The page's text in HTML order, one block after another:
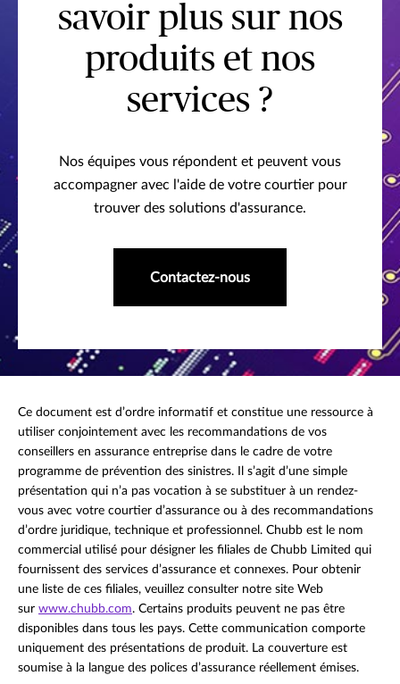
savoir plus sur nos
produits et nos
services ?
Nos équipes vous répondent et peuvent vous
accompagner avec l'aide de votre courtier pour
trouver des solutions d'assurance.
Contactez-nous
Ce document est d’ordre informatif et constitue une ressource à
utiliser conjointement avec les recommandations de vos
conseillers en assurance entreprise dans le cadre de votre
programme de prévention des sinistres. Il s’agit d’une simple
présentation qui n’a pas vocation à se substituer à un rendez-
vous avec votre courtier d’assurance ou à des recommandations
d’ordre juridique, technique et professionnel. Chubb est le nom
commercial utilisé pour désigner les filiales de Chubb Limited qui
fournissent des services d’assurance et connexes. Pour obtenir
une liste de ces filiales, veuillez consulter notre site Web
sur www.chubb.com. Certains produits peuvent ne pas être
disponibles dans tous les pays. Cette communication comporte
uniquement des présentations de produit. La couverture est
soumise à la langue des polices d’assurance réellement émises.